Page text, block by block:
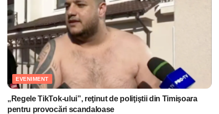
EVENIMENT
„Regele TikTok-ului”, reţinut de poliţiştii din Timişoara
pentru provocări scandaloase